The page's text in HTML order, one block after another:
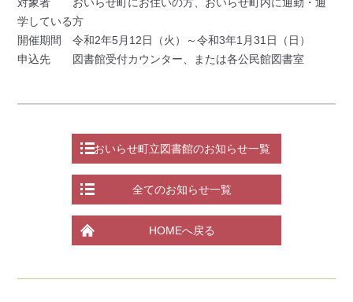
学している方
開催期間 令和2年5月12日（火）～令和3年1月31日（日）
申込先 図書館受付カウンター、または各公民館図書室
おいらせ町立図書館のお知らせ一覧
全てのお知らせ一覧
HOMEへ戻る